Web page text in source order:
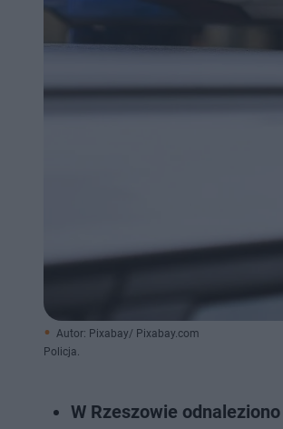
Autor: Pixabay/ Pixabay.com
Policja.
W Rzeszowie